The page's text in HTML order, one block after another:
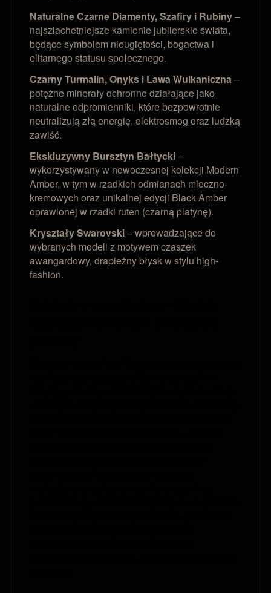
Naturalne Czarne Diamenty, Szafiry i Rubiny–
najszlachetniejsze kamienie jubilerskie świata,
będące symbolem nieugiętości, bogactwa i
elitarnego statusu społecznego.
Czarny Turmalin, Onyks i Lawa Wulkaniczna–
potężne minerały ochronne działające jako
naturalne odpromienniki, które bezpowrotnie
neutralizują złą energię, elektrosmog oraz ludzką
zawiść.
Ekskluzywny Bursztyn Bałtycki–
wykorzystywany w nowoczesnej kolekcji Modern
Amber, w tym w rzadkich odmianach mleczno-
kremowych oraz unikalnej edycji Black Amber
oprawionej w rzadki ruten (czarną platynę).
Kryształy Swarovski– wprowadzające do
wybranych modeli z motywem czaszek
awangardowy, drapieżny błysk w stylu high-
fashion.